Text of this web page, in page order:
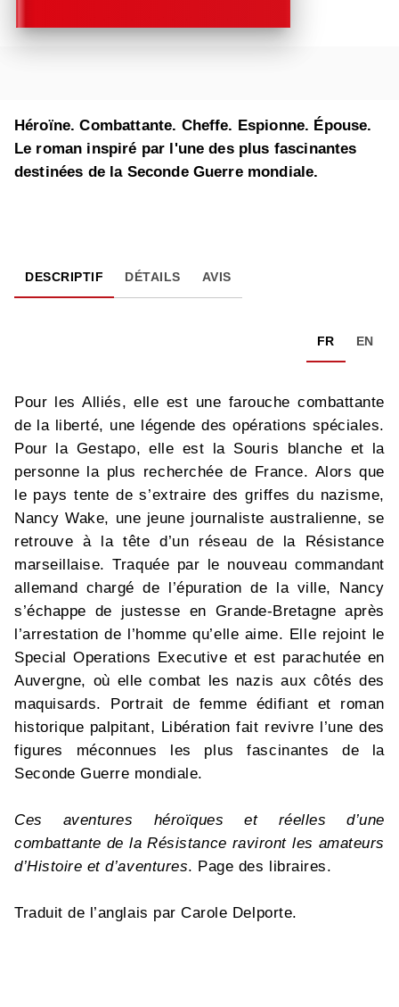
Héroïne. Combattante. Cheffe. Espionne. Épouse.
Le roman inspiré par l'une des plus fascinantes
destinées de la Seconde Guerre mondiale.
DESCRIPTIF DÉTAILS AVIS
FR EN
Pour les Alliés, elle est une farouche combattante
de la liberté, une légende des opérations spéciales.
Pour la Gestapo, elle est la Souris blanche et la
personne la plus recherchée de France. Alors que
le pays tente de s’extraire des griffes du nazisme,
Nancy Wake, une jeune journaliste australienne, se
retrouve à la tête d’un réseau de la Résistance
marseillaise. Traquée par le nouveau commandant
allemand chargé de l’épuration de la ville, Nancy
s’échappe de justesse en Grande-Bretagne après
l’arrestation de l’homme qu’elle aime. Elle rejoint le
Special Operations Executive et est parachutée en
Auvergne, où elle combat les nazis aux côtés des
maquisards. Portrait de femme édifiant et roman
historique palpitant, Libération fait revivre l’une des
figures méconnues les plus fascinantes de la
Seconde Guerre mondiale.
Ces aventures héroïques et réelles d’une
combattante de la Résistance raviront les amateurs
d’Histoire et d’aventures. Page des libraires.
Traduit de l’anglais par Carole Delporte.